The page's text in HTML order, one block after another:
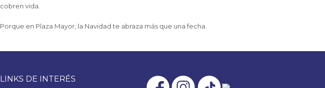
cobren vida.
Porque en Plaza Mayor, la Navidad te abraza más que una fecha.
LINKS DE INTERÉS